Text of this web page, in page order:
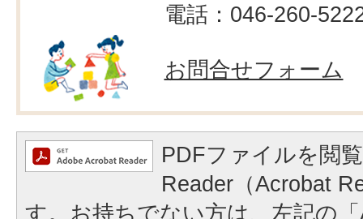
電話：046-260-
お問合せフォーム
PDFファイルを閲
Reader（Acrobat
す。お持ちでない方は、左記の